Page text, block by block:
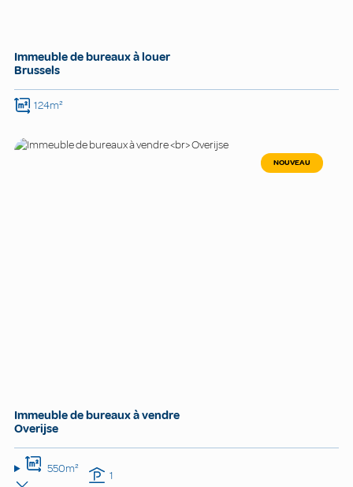
Immeuble de bureaux à louer
Brussels
124m²
NOUVEAU
Immeuble de bureaux à vendre
Overijse
550m² 1